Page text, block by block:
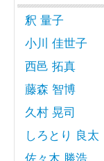
釈 量子
小川 佳世子
西邑 拓真
藤森 智博
久村 晃司
しろとり 良太
佐々木 勝浩